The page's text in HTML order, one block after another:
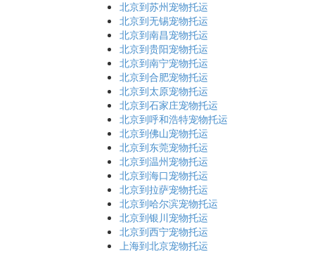
北京到苏州宠物托运
北京到无锡宠物托运
北京到南昌宠物托运
北京到贵阳宠物托运
北京到南宁宠物托运
北京到合肥宠物托运
北京到太原宠物托运
北京到石家庄宠物托运
北京到呼和浩特宠物托运
北京到佛山宠物托运
北京到东莞宠物托运
北京到温州宠物托运
北京到海口宠物托运
北京到拉萨宠物托运
北京到哈尔滨宠物托运
北京到银川宠物托运
北京到西宁宠物托运
上海到北京宠物托运